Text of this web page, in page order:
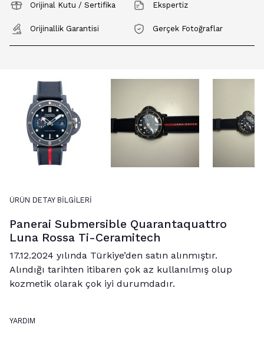
Orijinal Kutu / Sertifika Ekspertiz
Orijinallik Garantisi Gerçek Fotoğraflar
ÜRÜN DETAY BILGILERI
Luna Rossa Ti-Ceramitech
17.12.2024 yılında Türkiye’den satın alınmıştır.
Alındığı tarihten itibaren çok az kullanılmış olup
kozmetik olarak çok iyi durumdadır.